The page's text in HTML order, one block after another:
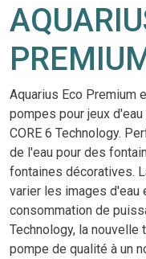
Aquarius Eco Premium
pompes pour jeux
CORE 6 Technology.
de l'eau pour des
fontaines décoratives.
varier les images d'eau
consommation de
Technology, la
pompe de qualité à un